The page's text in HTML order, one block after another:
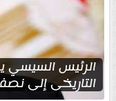
الرئيس السيسي
التاريخي إلى